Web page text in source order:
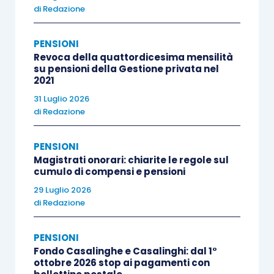
particolarmente faticose e pesanti (art. 1,
comma 1, lettere a) – d), D.Lgs. n.
67/2011) che soddisfano le condizioni di
cui ai commi 2 e 3 del medesimo art. 1,
un’anzianità contributiva pari ad almeno
30 anni;
non trova applicazione, ai fini del requisito
anagrafico per l’accesso alla pensione di
vecchiaia e del requisito contributivo per
l’accesso alla pensione anticipata (art. 24, commi
6 e 10, D.L. n. 201/2011, convertito in Legge n.
214/2011), l’incremento dei requisiti di accesso
al sistema pensionistico previsti dal comma 185.
di Redazione
PENSIONI
Revoca della quattordicesima mensilità
su pensioni della Gestione privata nel
2021
31 Luglio 2026
di Redazione
PENSIONI
Magistrati onorari: chiarite le regole sul
cumulo di compensi e pensioni
29 Luglio 2026
di Redazione
PENSIONI
Fondo Casalinghe e Casalinghi: dal 1°
ottobre 2026 stop ai pagamenti con